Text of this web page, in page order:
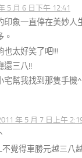
5 月 6 日下午 12:41
印象一直停在美妙人
。
也太好笑了吧!!!
還三八!!
宅幫我找到那隻手機
年 5 月 7 日上午
不覺得車勝元越三八